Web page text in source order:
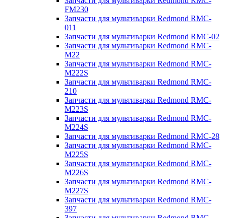
FM230
Запчасти для мультиварки Redmond RMC-
011
Запчасти для мультиварки Redmond RMC-02
Запчасти для мультиварки Redmond RMC-
M22
Запчасти для мультиварки Redmond RMC-
M222S
Запчасти для мультиварки Redmond RMC-
210
Запчасти для мультиварки Redmond RMC-
M223S
Запчасти для мультиварки Redmond RMC-
M224S
Запчасти для мультиварки Redmond RMC-28
Запчасти для мультиварки Redmond RMC-
M225S
Запчасти для мультиварки Redmond RMC-
M226S
Запчасти для мультиварки Redmond RMC-
M227S
Запчасти для мультиварки Redmond RMC-
397